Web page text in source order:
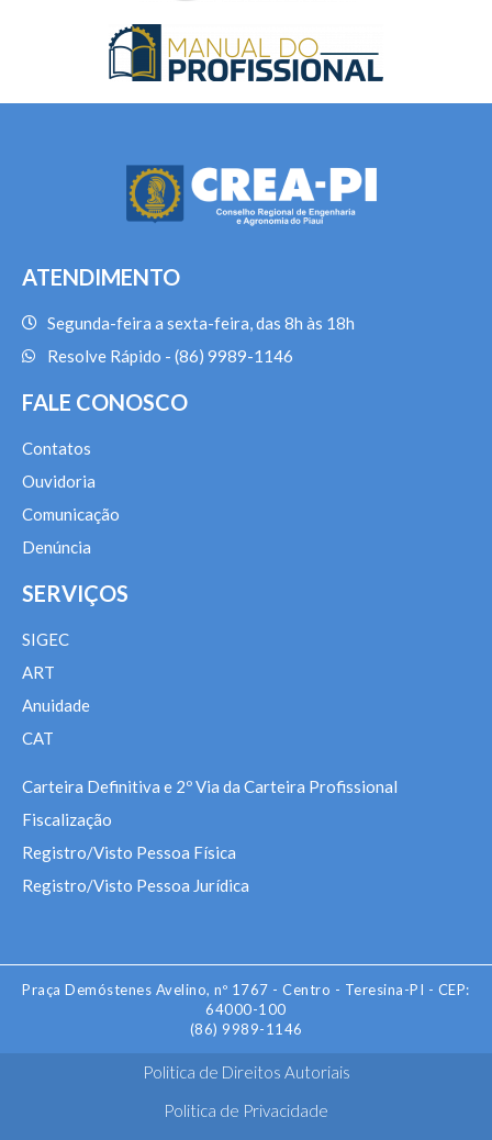
ATENDIMENTO
Segunda-feira a sexta-feira, das 8h às 18h
Resolve Rápido - (86) 9989-1146
FALE CONOSCO
Contatos
Ouvidoria
Comunicação
Denúncia
SERVIÇOS
SIGEC
ART
Anuidade
CAT
Carteira Definitiva e 2º Via da Carteira Profissional
Fiscalização
Registro/Visto Pessoa Física
Registro/Visto Pessoa Jurídica
Praça Demóstenes Avelino, nº 1767 - Centro - Teresina-PI - CEP:
64000-100
(86) 9989-1146
Politica de Direitos Autoriais
Politica de Privacidade